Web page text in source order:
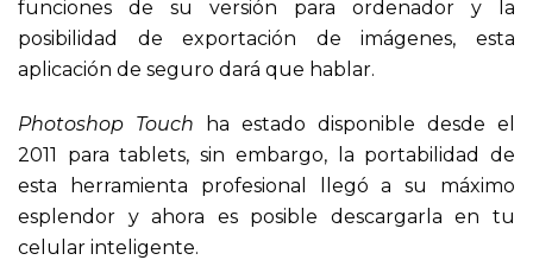
funciones de su versión para ordenador y la
posibilidad de exportación de imágenes, esta
aplicación de seguro dará que hablar.
Photoshop Touch ha estado disponible desde el
2011 para tablets, sin embargo, la portabilidad de
esta herramienta profesional llegó a su máximo
esplendor y ahora es posible descargarla en tu
celular inteligente.